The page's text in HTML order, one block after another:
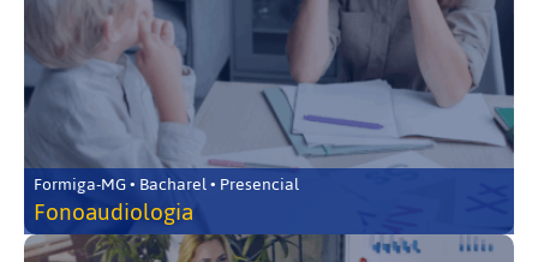
Formiga-MG • Bacharel • Presencial
Fonoaudiologia